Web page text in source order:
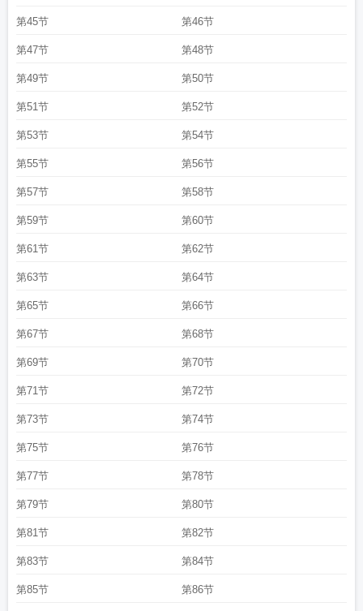
第45节 第46节
第47节 第48节
第49节 第50节
第51节 第52节
第53节 第54节
第55节 第56节
第57节 第58节
第59节 第60节
第61节 第62节
第63节 第64节
第65节 第66节
第67节 第68节
第69节 第70节
第71节 第72节
第73节 第74节
第75节 第76节
第77节 第78节
第79节 第80节
第81节 第82节
第83节 第84节
第85节 第86节